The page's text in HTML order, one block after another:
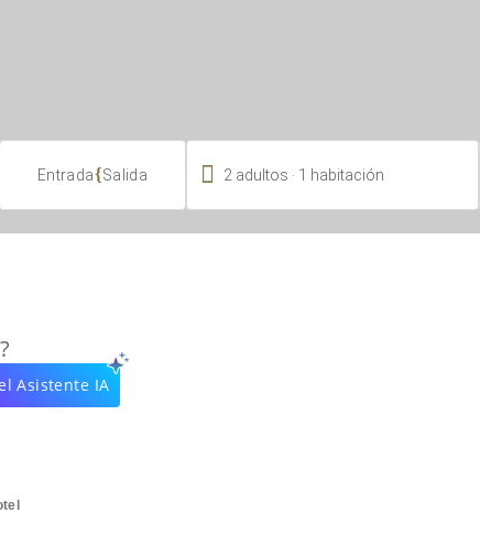
Entrada{Salida  2 adultos 1 habitación
Asistente IA